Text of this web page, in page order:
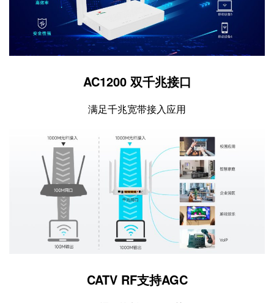
AC1200 双千兆接口
满足千兆宽带接入应用
CATV RF支持AGC